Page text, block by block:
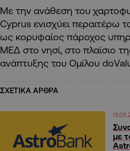
Με την ανάθεση του
Cyprus ενισχύει περαιτέρω
ως κορυφαίος πάροχος
ΜΕΔ στο νησί, στο πλαίσιο
ανάπτυξης του Ομίλου
ΣΧΕΤΙΚΑ ΑΡΘΡΑ
με